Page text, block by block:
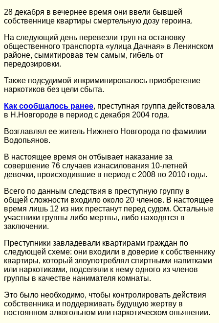
28 декабря в вечернее время они ввели бывшей
собственнице квартиры смертельную дозу героина.
На следующий день перевезли труп на остановку
общественного транспорта «улица Дачная» в Ленинском
районе, сымитировав тем самым, гибель от
передозировки.
Также подсудимой инкриминировалось приобретение
наркотиков без цели сбыта.
Как сообщалось ранее, преступная группа действовала
в Н.Новгороде в период с декабря 2004 года.
Возглавлял ее житель Нижнего Новгорода по фамилии
Водопьянов.
В настоящее время он отбывает наказание за
совершение 76 случаев изнасилования 10-летней
девочки, происходившие в период с 2008 по 2010 годы.
Всего по данным следствия в преступную группу в
общей сложности входило около 20 членов. В настоящее
время лишь 12 из них престанут перед судом. Остальные
участники группы либо мертвы, либо находятся в
заключении.
Преступники завладевали квартирами граждан по
следующей схеме: они входили в доверие к собственнику
квартиры, который злоупотреблял спиртными напитками
или наркотиками, подселяли к нему одного из членов
группы в качестве нанимателя комнаты.
Это было необходимо, чтобы контролировать действия
собственника и поддерживать будущую жертву в
постоянном алкогольном или наркотическом опьянении.